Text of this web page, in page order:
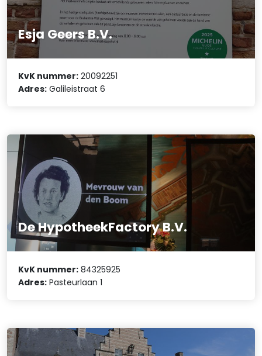
Esja Geers B.V.
KvK nummer: 20092251
Adres: Galileistraat 6
De HypotheekFactory B.V.
KvK nummer: 84325925
Adres: Pasteurlaan 1